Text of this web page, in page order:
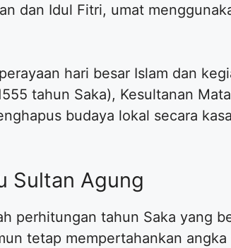
dan Idul Fitri, umat
hari besar Islam dan
tahun Saka), Kesultanan
budaya lokal secara
Sultan Agung
perhitungan tahun Saka yang
tetap mempertahankan